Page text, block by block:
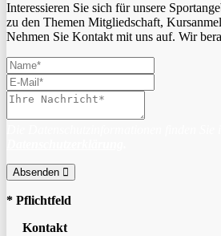
Interessieren Sie sich für unsere
zu den Themen Mitgliedschaft,
Nehmen Sie Kontakt mit uns auf. Wir
Absenden
* Pflichtfeld
Kontakt